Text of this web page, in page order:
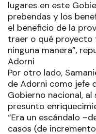
lugares en este
prebendas y los
el beneficio de la
traer o qué proyecto
ninguna manera”,
Adorni
Por otro lado,
de Adorni como jefe
Gobierno nacional,
presunto
“Era un escándalo
casos (de